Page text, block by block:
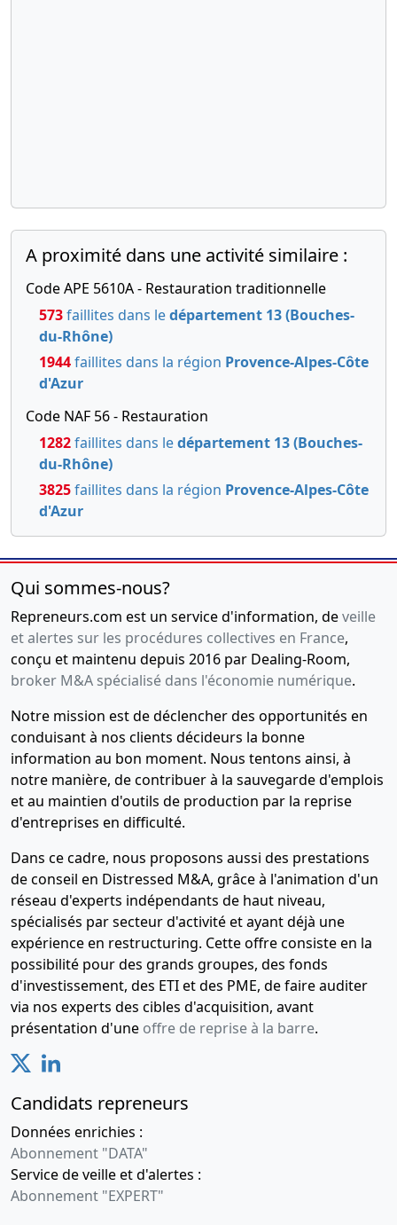
A proximité dans une activité similaire :
Code APE 5610A - Restauration traditionnelle
573faillites dans ledépartement 13 (Bouches-
du-Rhône)
1944faillites dans la région Provence-Alpes-Côte
d'Azur
Code NAF 56 - Restauration
1282faillites dans ledépartement 13 (Bouches-
du-Rhône)
3825faillites dans la région Provence-Alpes-Côte
d'Azur
Qui sommes-nous?
Repreneurs.com est un service d'information, deveille
et alertes sur les procédures collectives en France,
conçu et maintenu depuis 2016 par Dealing-Room,
broker M&A spécialisé dans l'économie numérique.
Notre mission est de déclencher des opportunités en
conduisant à nos clients décideurs la bonne
information au bon moment. Nous tentons ainsi, à
notre manière, de contribuer à la sauvegarde d'emplois
et au maintien d'outils de production par la reprise
d'entreprises en difficulté.
Dans ce cadre, nous proposons aussi des prestations
de conseil en Distressed M&A, grâce à l'animation d'un
réseau d'experts indépendants de haut niveau,
spécialisés par secteur d'activité et ayant déjà une
expérience en restructuring. Cette offre consiste en la
possibilité pour des grands groupes, des fonds
d'investissement, des ETI et des PME, de faire auditer
via nos experts des cibles d'acquisition, avant
présentation d'une offre de reprise à la barre.
Candidats repreneurs
Données enrichies :
Abonnement "DATA"
Service de veille et d'alertes :
Abonnement "EXPERT"